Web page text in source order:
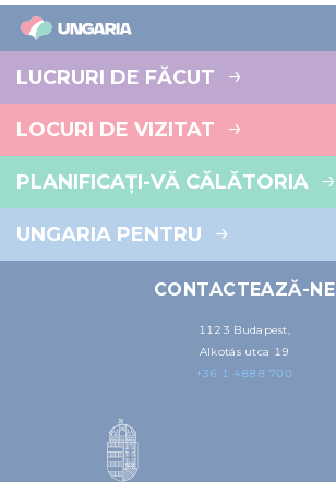
LUCRURI DE FĂCUT
LOCURI DE VIZITAT
PLANIFICAȚI-VĂ CĂLĂTORIA
UNGARIA PENTRU
CONTACTEAZĂ-NE
1123 Budapest,
Alkotás utca 19
+36 1 4888 700